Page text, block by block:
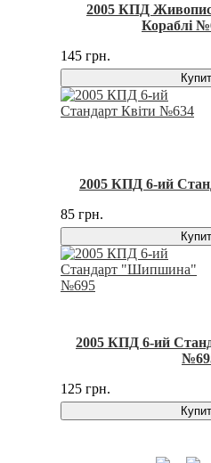
2005 КПД Живопис
Кораблі
145 грн.
2005 КПД 6-ий
85 грн.
2005 КПД 6-ий
125 грн.